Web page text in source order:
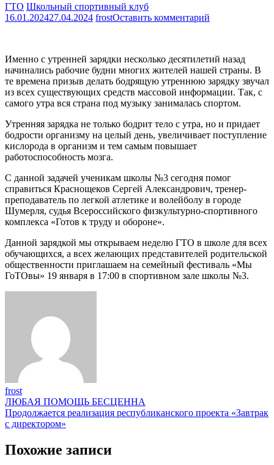
ГТО Школьный спортивный клуб
16.01.202427.04.2024 frostОставить комментарий
Именно с утренней зарядки несколько десятилетий назад
начинались рабочие будни многих жителей нашей страны. В
те времена призыв делать бодрящую утреннюю зарядку звучал
из всех существующих средств массовой информации. Так, с
самого утра вся страна под музыку занималась спортом.
Утренняя зарядка не только бодрит тело с утра, но и придает
бодрости организму на целый день, увеличивает поступление
кислорода в организм и тем самым повышает
работоспособность мозга.
С данной задачей ученикам школы №3 сегодня помог
справиться Краснощеков Сергей Александрович, тренер-
преподаватель по легкой атлетике и волейболу в городе
Шумерля, судья Всероссийского физкультурно-спортивного
комплекса «Готов к труду и обороне».
Данной зарядкой мы открываем неделю ГТО в школе для всех
обучающихся, а всех желающих представителей родительской
общественности приглашаем на семейный фестиваль «Мы
ГоТОвы» 19 января в 17:00 в спортивном зале школы №3.
frost
Навигация
по
ЛЮБАЯ ПОМОЩЬ БЕСЦЕННА
Продолжается реализация республиканского проекта «Завтрак
с директором»
Похожие записи